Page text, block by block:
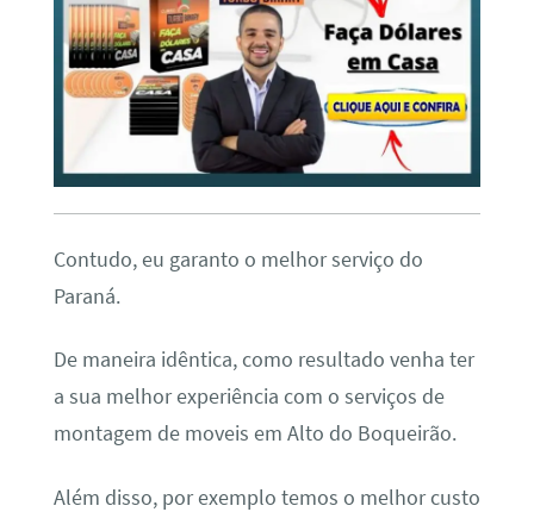
Contudo, eu garanto o melhor serviço do
Paraná.
De maneira idêntica, como resultado venha ter
a sua melhor experiência com o serviços de
montagem de moveis em Alto do Boqueirão.
Além disso, por exemplo temos o melhor custo